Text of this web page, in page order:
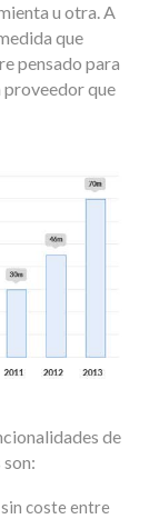
u otra. A
que
pensado para
proveedor que
de
coste entre